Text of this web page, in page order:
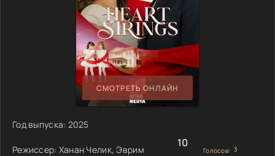
СМОТРЕТЬ ОНЛАЙН
Год выпуска: 2025
Режиссер: Ханан Челик, Эврим
10
Голосов: 3